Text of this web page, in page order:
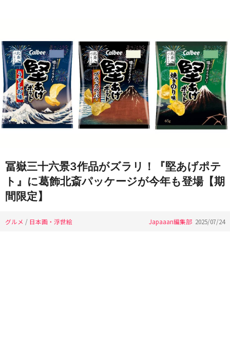
冨嶽三十六景3作品がズラリ！『堅あげポテ
ト』に葛飾北斎パッケージが今年も登場【期
間限定】
グルメ / 日本画・浮世絵 Japaaan編集部 2025/07/24